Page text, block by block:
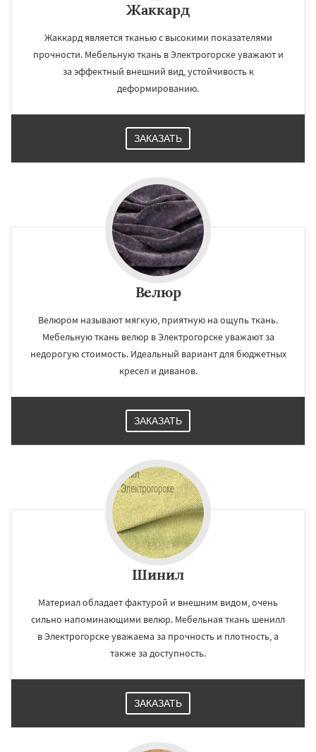
×
Жаккард
Жаккард является тканью с высокими показателями
прочности. Мебельную ткань в Электрогорске уважают и
за эффектный внешний вид, устойчивость к
деформированию.
ЗАКАЗАТЬ
Велюр
Велюром называют мягкую, приятную на ощупь ткань.
Мебельную ткань велюр в Электрогорске уважают за
недорогую стоимость. Идеальный вариант для бюджетных
кресел и диванов.
ЗАКАЗАТЬ
Шинил
Материал обладает фактурой и внешним видом, очень
сильно напоминающими велюр. Мебельная ткань шенилл
в Электрогорске уважаема за прочность и плотность, а
также за доступность.
ЗАКАЗАТЬ
УЗНАТЬ ПОДРОБНЕЕ ×